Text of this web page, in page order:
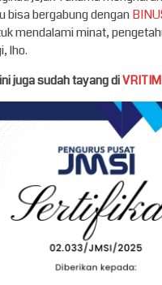
bisa bergabung dengan
mendalami minat,
lho.
juga sudah tayang di